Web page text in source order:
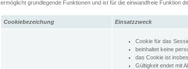
ermöglicht grundlegende Funktionen und ist für die einwandfreie Funktion
Cookiebezeichung Einsatzzweck
Cookie für das
beinhaltet keine
das Cookie ist
Gültigkeit endet mit